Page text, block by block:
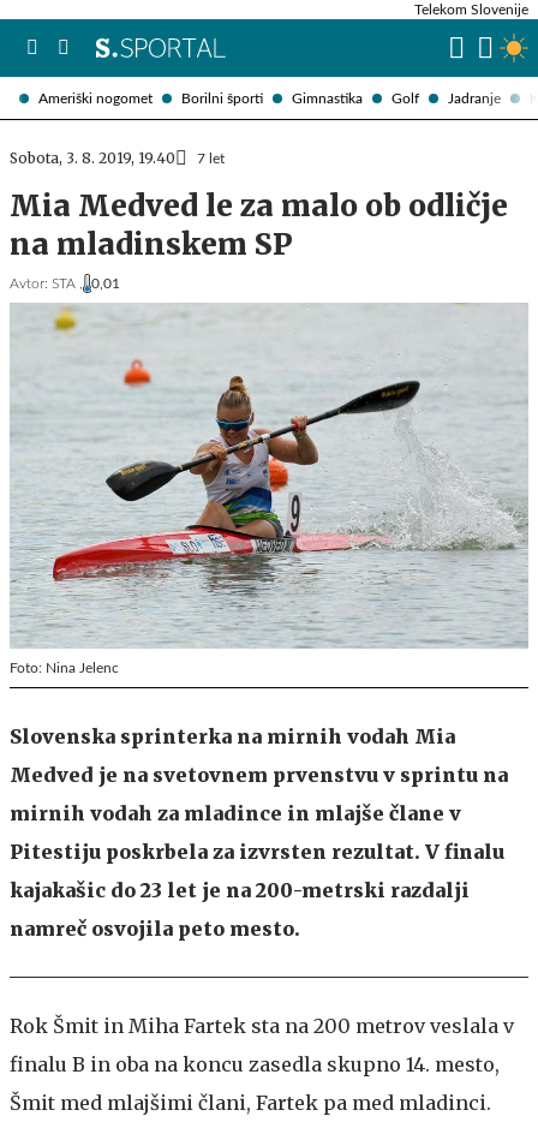
Ameriški nogomet Borilni športi Gimnastika Golf Jadranje
Telekom Slovenije
Sobota, 3. 8. 2019, 19.40 7 let
Mia Medved le za malo ob odličje
na mladinskem SP
Avtor: STA , 0,01
Foto: Nina Jelenc
Slovenska sprinterka na mirnih vodah Mia
Medved je na svetovnem prvenstvu v sprintu na
mirnih vodah za mladince in mlajše člane v
Pitestiju poskrbela za izvrsten rezultat. V finalu
kajakašic do 23 let je na 200-metrski razdalji
namreč osvojila peto mesto.
Rok Šmit in Miha Fartek sta na 200 metrov veslala v
finalu B in oba na koncu zasedla skupno 14. mesto,
Šmit med mlajšimi člani, Fartek pa med mladinci.